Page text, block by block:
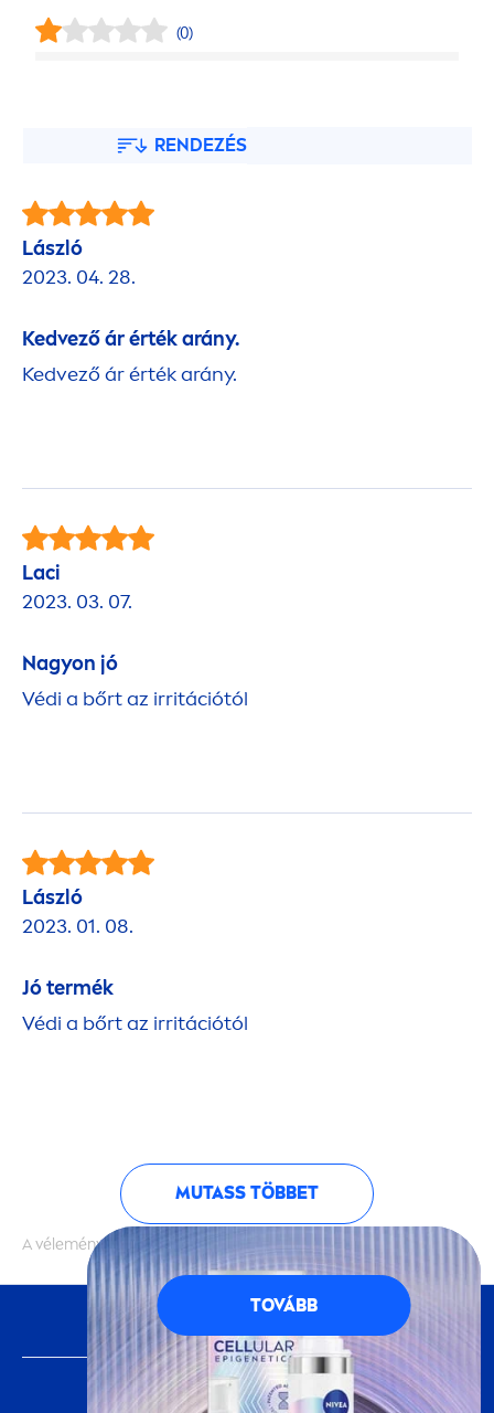
(0)
RENDEZÉS
László
2023. 04. 28.
Kedvező ár érték arány.
Kedvező ár érték arány.
Laci
2023. 03. 07.
Nagyon jó
Védi a bőrt az irritációtól
László
2023. 01. 08.
Jó termék
Védi a bőrt az irritációtól
MUTASS TÖBBET
A vélemények hitelességét nem ellenőrizzük
FONTOS INFORMÁCIÓ
KÖVESS MINKET
TOVÁBB